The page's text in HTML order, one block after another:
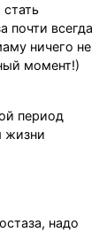
почти всегда
ничего не
момент!)
период
жизни
надо